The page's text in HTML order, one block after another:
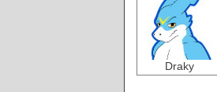
Draky